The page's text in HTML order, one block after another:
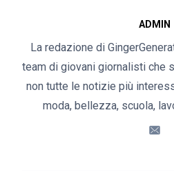
ADMIN
La redazione di
team di giovani giornalisti che
non tutte le notizie più
moda, bellezza, scuola,